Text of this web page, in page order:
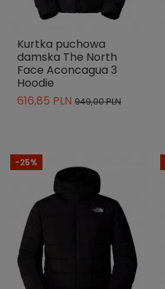
Kurtka puchowa
damska The North
Face Aconcagua 3
Hoodie
616,85 PLN 949,00 PLN
-25%